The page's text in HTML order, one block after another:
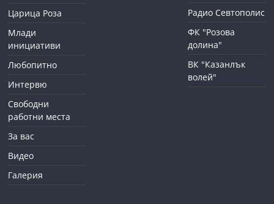
Царица Роза
Млади
инициативи
Любопитно
Интервю
Свободни
работни места
За вас
Видео
Галерия
Радио Севтополис
ФК "Розова
долина"
ВК "Казанлък
волей"